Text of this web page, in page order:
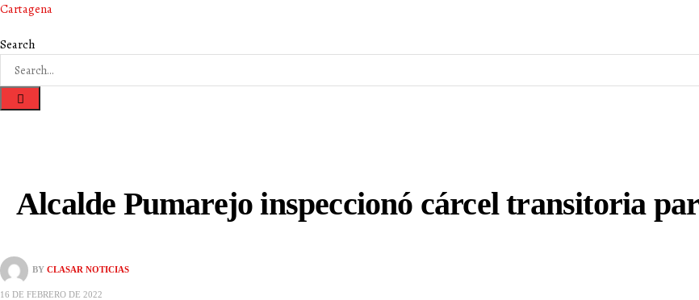
Cartagena
Search
Alcalde Pumarejo inspeccionó cárcel transitoria
BY CLASAR NOTICIAS
16 DE FEBRERO DE 2022